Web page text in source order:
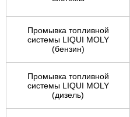
Промывка топливной
системы LIQUI MOLY
(бензин)
Промывка топливной
системы LIQUI MOLY
(дизель)